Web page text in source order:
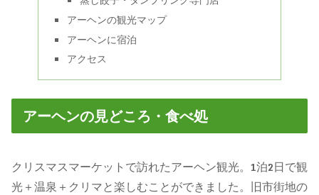
アーヘンの観光マップ
アーヘンに宿泊
アクセス
アーヘンの見どころ・食べ処
クリスマスマーケットで訪れたアーヘン観光。1泊2日で観
光＋温泉＋クリマと楽しむことができました。旧市街地の